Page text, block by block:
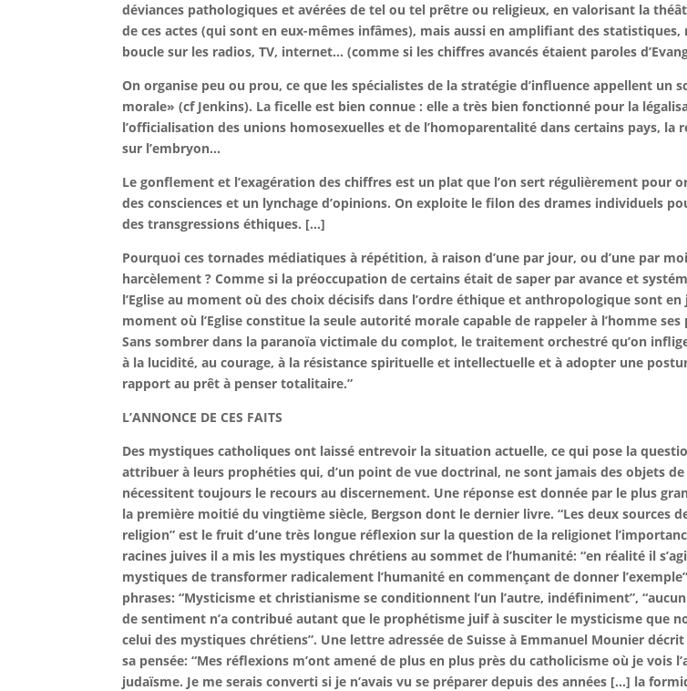
déviances pathologiques et avérées de tel ou tel prêtre ou religieux, en valorisant la
de ces actes (qui sont en eux-mêmes infâmes), mais aussi en amplifiant des statistiques,
boucle sur les radios, TV, internet… (comme si les chiffres avancés étaient paroles
On organise peu ou prou, ce que les spécialistes de la stratégie d’influence appellent un
morale» (cf Jenkins). La ficelle est bien connue : elle a très bien fonctionné pour la
l’officialisation des unions homosexuelles et de l’homoparentalité dans certains pays, la
sur l’embryon…
Le gonflement et l’exagération des chiffres est un plat que l’on sert régulièrement pour
des consciences et un lynchage d’opinions. On exploite le filon des drames individuels
des transgressions éthiques. […]
Pourquoi ces tornades médiatiques à répétition, à raison d’une par jour, ou d’une par
harcèlement ? Comme si la préoccupation de certains était de saper par avance et
l’Eglise au moment où des choix décisifs dans l’ordre éthique et anthropologique sont
moment où l’Eglise constitue la seule autorité morale capable de rappeler à l’homme ses
Sans sombrer dans la paranoïa victimale du complot, le traitement orchestré qu’on
à la lucidité, au courage, à la résistance spirituelle et intellectuelle et à adopter une
rapport au prêt à penser totalitaire.”
L’ANNONCE DE CES FAITS
Des mystiques catholiques ont laissé entrevoir la situation actuelle, ce qui pose la
attribuer à leurs prophéties qui, d’un point de vue doctrinal, ne sont jamais des objets
nécessitent toujours le recours au discernement. Une réponse est donnée par le plus
la première moitié du vingtième siècle, Bergson dont le dernier livre. “Les deux sources
religion” est le fruit d’une très longue réflexion sur la question de la religionet
racines juives il a mis les mystiques chrétiens au sommet de l’humanité: “en réalité il
mystiques de transformer radicalement l’humanité en commençant de donner
phrases: “Mysticisme et christianisme se conditionnent l’un l’autre, indéfiniment”,
de sentiment n’a contribué autant que le prophétisme juif à susciter le mysticisme que
celui des mystiques chrétiens”. Une lettre adressée de Suisse à Emmanuel Mounier
sa pensée: “Mes réflexions m’ont amené de plus en plus près du catholicisme où je vois
judaïsme. Je me serais converti si je n’avais vu se préparer depuis des années […] la